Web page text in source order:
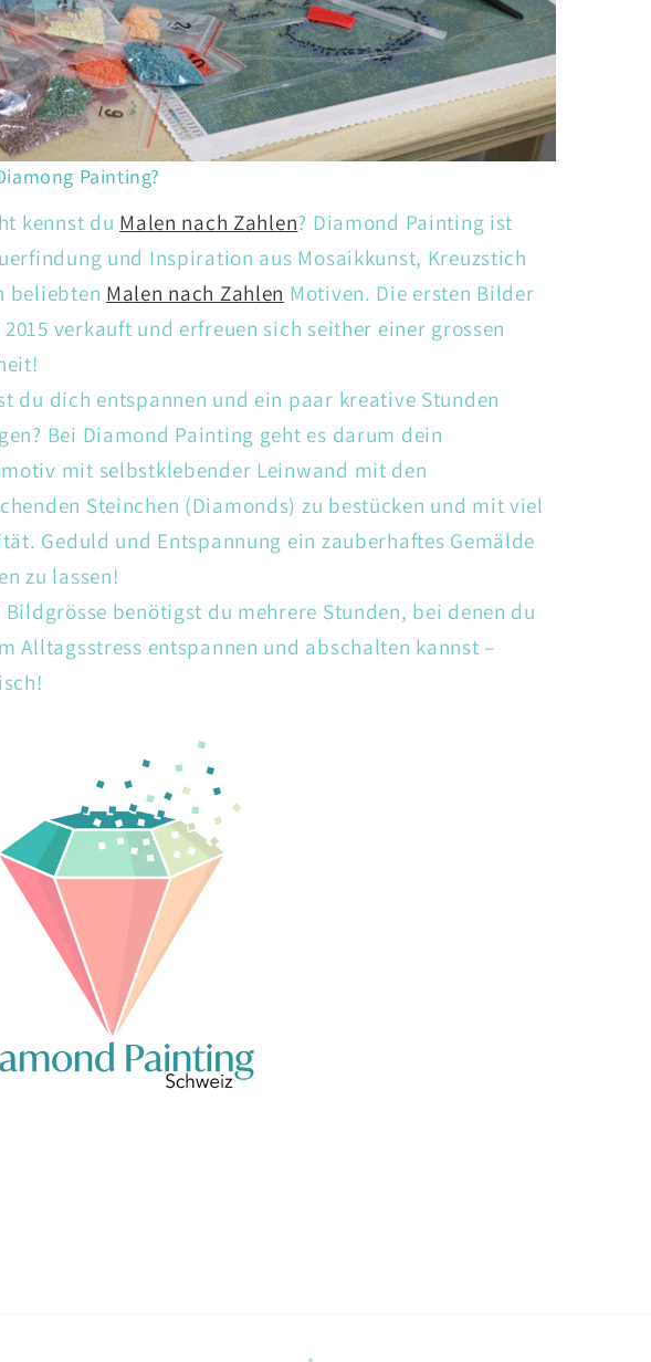
Painting?
kennst du Malen nach Zahlen? Diamond Painting ist
und Inspiration aus Mosaikkunst, Kreuzstich
beliebten Malen nach Zahlen Motiven. Die ersten Bilder
verkauft und erfreuen sich seither einer grossen
du dich entspannen und ein paar kreative Stunden
Bei Diamond Painting geht es darum dein
mit selbstklebender Leinwand mit den
Steinchen (Diamonds) zu bestücken und mit viel
Geduld und Entspannung ein zauberhaftes Gemälde
zu lassen!
Bildgrösse benötigst du mehrere Stunden, bei denen du
Alltagsstress entspannen und abschalten kannst –